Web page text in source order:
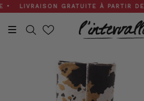
Skip
to
content
GRATUITE À PARTIR
Recherche